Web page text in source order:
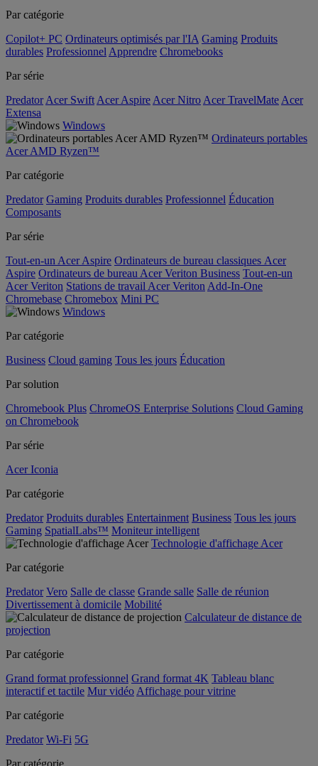
Par catégorie
Copilot+ PC Ordinateurs optimisés par l'IA Gaming Produits
durables Professionnel Apprendre Chromebooks
Par série
Predator Acer Swift Acer Aspire Acer Nitro Acer TravelMate Acer
Extensa
Windows
Ordinateurs portables
Acer AMD Ryzen™
Par catégorie
Predator Gaming Produits durables Professionnel Éducation
Composants
Par série
Tout-en-un Acer Aspire Ordinateurs de bureau classiques Acer
Aspire Ordinateurs de bureau Acer Veriton Business Tout-en-un
Acer Veriton Stations de travail Acer Veriton Add-In-One
Chromebase Chromebox Mini PC
Windows
Par catégorie
Business Cloud gaming Tous les jours Éducation
Par solution
Chromebook Plus ChromeOS Enterprise Solutions Cloud Gaming
on Chromebook
Par série
Acer Iconia
Par catégorie
Predator Produits durables Entertainment Business Tous les jours
Gaming SpatialLabs™ Moniteur intelligent
Technologie d'affichage Acer
Par catégorie
Predator Vero Salle de classe Grande salle Salle de réunion
Divertissement à domicile Mobilité
Calculateur de distance de
projection
Par catégorie
Grand format professionnel Grand format 4K Tableau blanc
interactif et tactile Mur vidéo Affichage pour vitrine
Par catégorie
Predator Wi-Fi 5G
Par catégorie